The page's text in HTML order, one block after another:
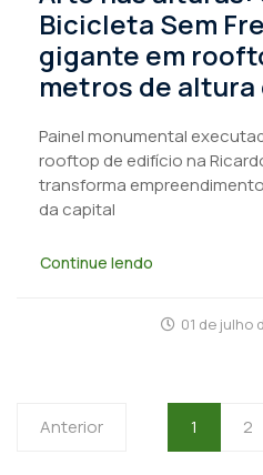
Bicicleta Sem
gigante em
metros de altura
Painel monumental
rooftop de edifício na
transforma
da capital
Continue lendo
01 de julho
Anterior 1 2